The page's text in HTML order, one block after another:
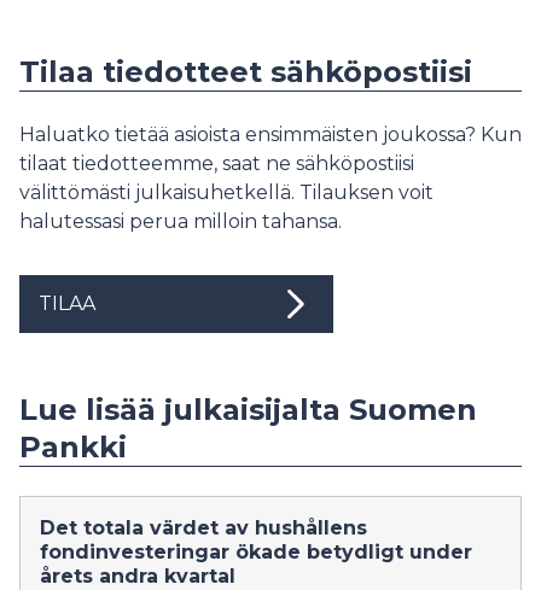
Tilaa tiedotteet sähköpostiisi
Haluatko tietää asioista ensimmäisten joukossa? Kun
tilaat tiedotteemme, saat ne sähköpostiisi
välittömästi julkaisuhetkellä. Tilauksen voit
halutessasi perua milloin tahansa.
TILAA
Lue lisää julkaisijalta Suomen
Pankki
Det totala värdet av hushållens
fondinvesteringar ökade betydligt under
årets andra kvartal